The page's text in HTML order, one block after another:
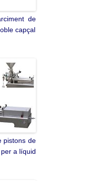
de
capçal
pistons de
a líquid